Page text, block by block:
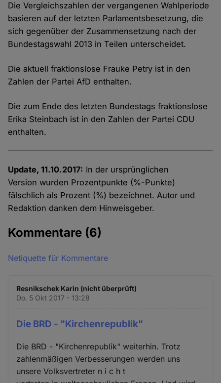
Die Vergleichszahlen der vergangenen Wahlperiode
basieren auf der letzten Parlamentsbesetzung, die
sich gegenüber der Zusammensetzung nach der
Bundestagswahl 2013 in Teilen unterscheidet.
Die aktuell fraktionslose Frauke Petry ist in den
Zahlen der Partei AfD enthalten.
Die zum Ende des letzten Bundestags fraktionslose
Erika Steinbach ist in den Zahlen der Partei CDU
enthalten.
Update, 11.10.2017: In der ursprünglichen
Version wurden Prozentpunkte (%-Punkte)
fälschlich als Prozent (%) bezeichnet. Autor und
Redaktion danken dem Hinweisgeber.
Kommentare (6)
Netiquette für Kommentare
Resnikschek Karin (nicht überprüft)
Do. 5 Okt 2017 - 13:28
Die BRD - "Kirchenrepublik"
Die BRD - "Kirchenrepublik" weiterhin. Trotz
zahlenmäßigen Verbesserungen werden uns
unsere Volksvertreter n i c h t